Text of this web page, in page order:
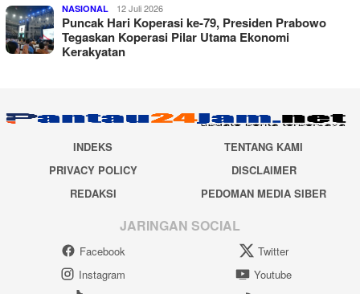
NASIONAL 12 Juli 2026
Puncak Hari Koperasi ke-79, Presiden Prabowo
Tegaskan Koperasi Pilar Utama Ekonomi
Kerakyatan
INDEKS
TENTANG KAMI
PRIVACY POLICY
DISCLAIMER
REDAKSI
PEDOMAN MEDIA SIBER
JARINGAN SOCIAL
Facebook
Twitter
Instagram
Youtube